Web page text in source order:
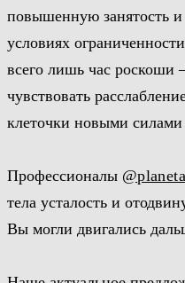
повышенную занятость
условиях
всего лишь час роскоши
чувствовать
клеточки новыми силами
Профессионалы
тела усталость и
Вы могли двигались